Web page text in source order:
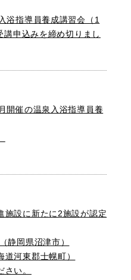
浴指導員養成講習会（1
申込みを締め切りまし
開催の温泉入浴指導員養
施設に新たに2施設が認定
静岡県沼津市）
道河東郡士幌町）
い。